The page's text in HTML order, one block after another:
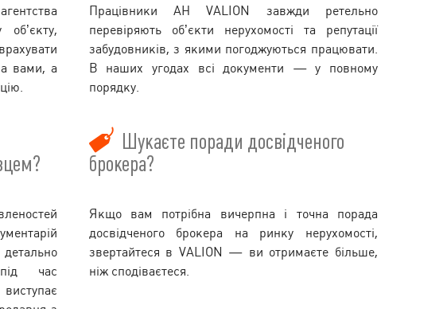
вами, а
Працівники АН VALION завжди ретельно
перевіряють об’єкти нерухомості та репутації
забудовників, з якими погоджуються працювати.
В наших угодах всі документи — у повному
порядку.
час
Шукаєте поради досвідченого
брокера?
Якщо вам потрібна вичерпна і точна порада
досвідченого брокера на ринку нерухомості,
звертайтеся в VALION — ви отримаєте більше,
ніж сподіваєтеся.